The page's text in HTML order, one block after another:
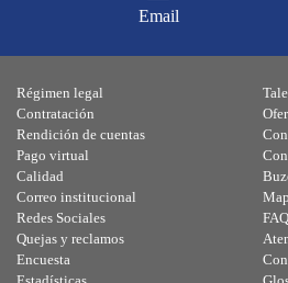
Email
Régimen legal
Contratación
Rendición de cuentas
Pago virtual
Calidad
Correo institucional
Redes Sociales
Quejas y reclamos
Encuesta
FAQ